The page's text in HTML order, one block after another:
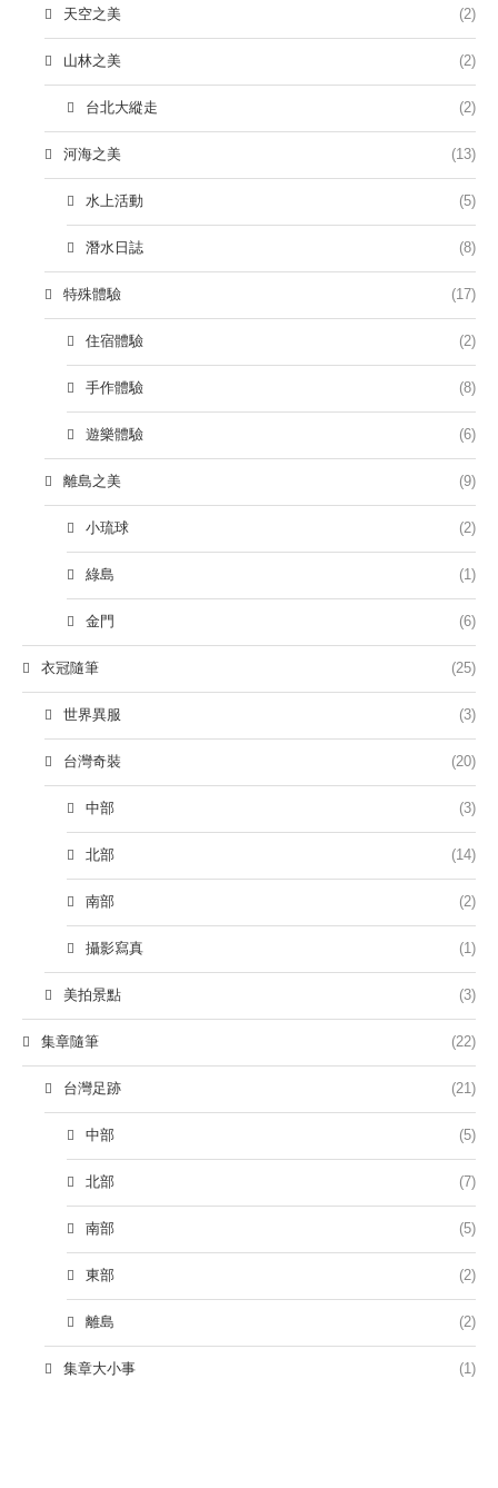
天空之美 (2)
山林之美 (2)
台北大縱走 (2)
河海之美 (13)
水上活動 (5)
潛水日誌 (8)
特殊體驗 (17)
住宿體驗 (2)
手作體驗 (8)
遊樂體驗 (6)
離島之美 (9)
小琉球 (2)
綠島 (1)
金門 (6)
衣冠隨筆 (25)
世界異服 (3)
台灣奇裝 (20)
中部 (3)
北部 (14)
南部 (2)
攝影寫真 (1)
美拍景點 (3)
集章隨筆 (22)
台灣足跡 (21)
中部 (5)
北部 (7)
南部 (5)
東部 (2)
離島 (2)
集章大小事 (1)